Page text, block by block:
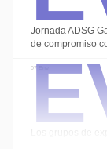
Jornada ADSG
de compromiso
07 Ene